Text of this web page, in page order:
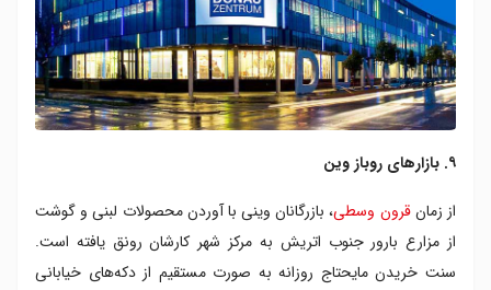
۹. بازار‌های روباز وین
از زمانقرون وسطی، بازرگانان وینی با آوردن محصولات لبنی و گوشت
از مزارع بارور جنوب اتریش به مرکز شهر کارشان رونق یافته است.
سنت خریدن مایحتاج روزانه به صورت مستقیم از دکه‌های خیابانی